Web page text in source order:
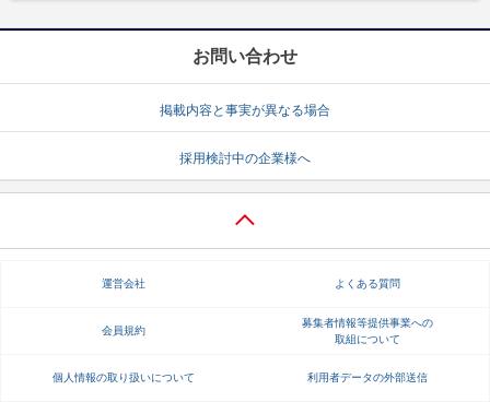
お問い合わせ
掲載内容と事実が異なる場合
採用検討中の企業様へ
運営会社 よくある質問
会員規約
募集者情報等提供事業への
取組について
個人情報の取り扱いについて 利用者データの外部送信